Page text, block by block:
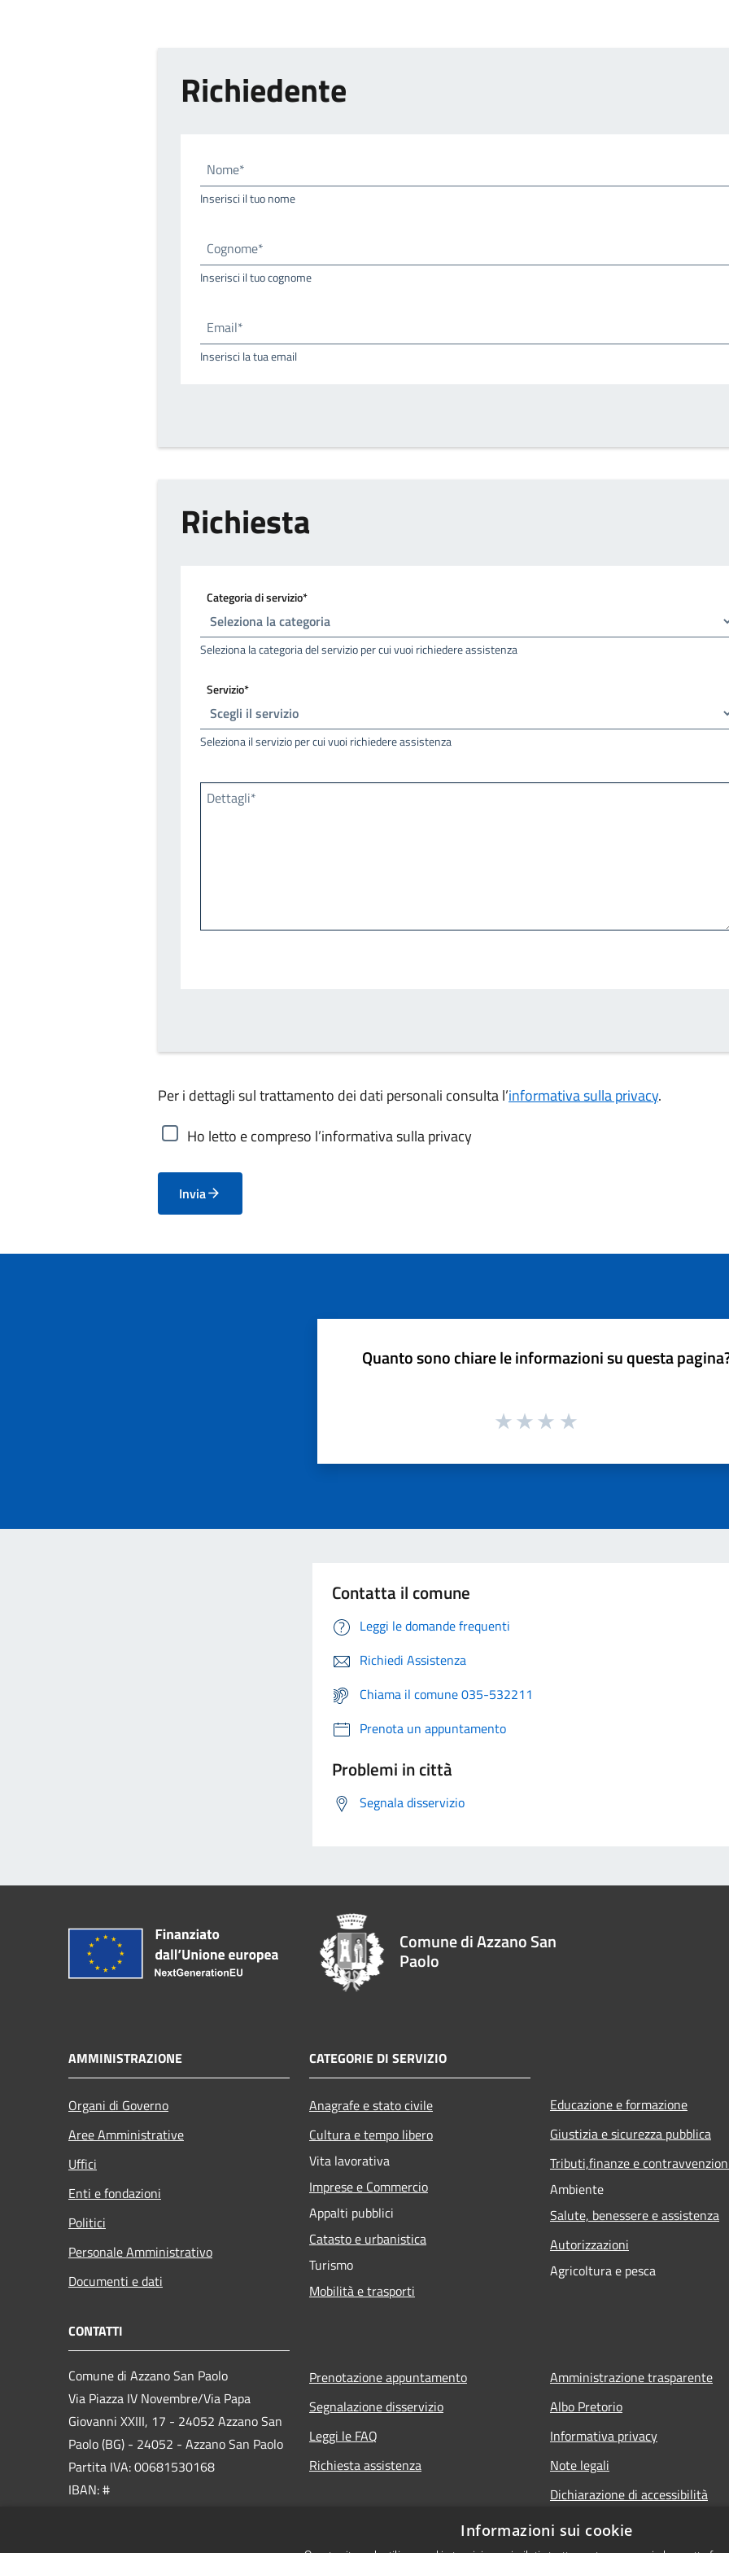
Richiedente
Nome*
Inserisci il tuo nome
Cognome*
Inserisci il tuo cognome
Email*
Inserisci la tua email
Richiesta
Categoria di servizio*
Seleziona la categoria del servizio per cui vuoi richiedere assistenza
Servizio*
Seleziona il servizio per cui vuoi richiedere assistenza
Dettagli*
Per i dettagli sul trattamento dei dati personali consulta l’informativa sulla privacy.
Ho letto e compreso l’informativa sulla privacy
Invia
Quanto sono chiare le informazioni su questa
Contatta il comune
Leggi le domande frequenti
Richiedi Assistenza
Chiama il comune 035-532211
Prenota un appuntamento
Problemi in città
Segnala disservizio
Comune di Azzano San
Paolo
AMMINISTRAZIONE
Organi di Governo
Aree Amministrative
Uffici
Enti e fondazioni
Politici
Personale Amministrativo
Documenti e dati
CATEGORIE DI SERVIZIO
Anagrafe e stato civile
Cultura e tempo libero
Vita lavorativa
Imprese e Commercio
Appalti pubblici
Catasto e urbanistica
Turismo
Mobilità e trasporti
Educazione e formazione
Giustizia e sicurezza pubblica
Tributi,finanze e
Ambiente
Salute, benessere e assistenza
Autorizzazioni
Agricoltura e pesca
CONTATTI
Comune di Azzano San Paolo
Via Piazza IV Novembre/Via Papa
Giovanni XXIII, 17 - 24052 Azzano San
Paolo (BG) - 24052 - Azzano San Paolo
Partita IVA: 00681530168
IBAN: #
Prenotazione appuntamento
Segnalazione disservizio
Leggi le FAQ
Richiesta assistenza
Amministrazione trasparente
Albo Pretorio
Informativa privacy
Note legali
Dichiarazione di accessibilità
Informazioni sui cookie